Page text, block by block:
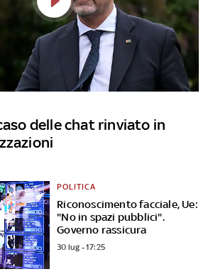
delle chat rinviato in
Riconoscimento facciale, Ue:
"No in spazi pubblici".
Governo rassicura
POLITICA
30 lug - 17:25